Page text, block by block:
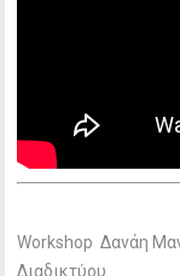
Workshop Δανάη
Διαδικτύου.